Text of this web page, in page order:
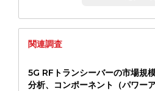
関連調査
5G RFトランシーバーの市場規
分析、コンポーネント（パワー